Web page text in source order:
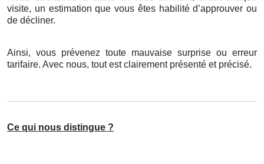
visite, un estimation que vous êtes habilité d’approuver ou
de décliner.
Ainsi, vous prévenez toute mauvaise surprise ou erreur
tarifaire. Avec nous, tout est clairement présenté et précisé.
Ce qui nous distingue ?